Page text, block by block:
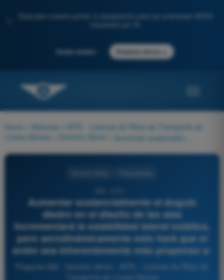
Descubre nuestro portal: tu preparación para los exámenes AESA
Iniciar sesión Empieza ahora
Home Materias
ATPL - Licencia de Piloto de Transporte de
Líneas Aéreas
Derecho Aéreo
Aumentar sustancialmente el ángulo
diedro en el diseño de las alas
incrementará la estabilidad lateral estática,
pero aerodinámicamente esto hará que el
avión sea inherentemente más propenso a:
Pregunta 388 - Derecho Aéreo - ATPL - Licencia de Piloto de